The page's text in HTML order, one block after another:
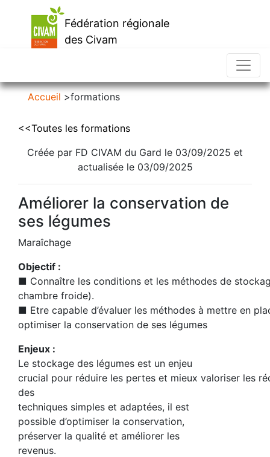
Fédération régionale
des Civam
Accueil >formations
<<Toutes les formations
Créée par FD CIVAM du Gard le 03/09/2025 et
actualisée le 03/09/2025
Améliorer la conservation de
ses légumes
Maraîchage
Objectif :
■ Connaître les conditions et les méthodes de
chambre froide).
■ Etre capable d’évaluer les méthodes à mettre en
optimiser la conservation de ses légumes
Enjeux :
Le stockage des légumes est un enjeu
crucial pour réduire les pertes et mieux valoriser les
des
techniques simples et adaptées, il est
possible d’optimiser la conservation,
préserver la qualité et améliorer les
revenus.